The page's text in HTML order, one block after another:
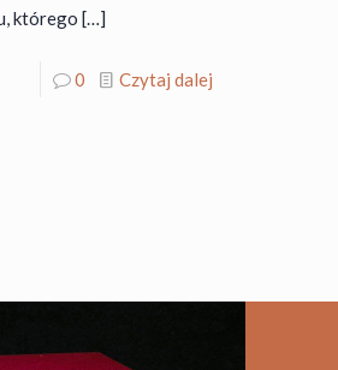
którego […]
0 Czytaj dalej